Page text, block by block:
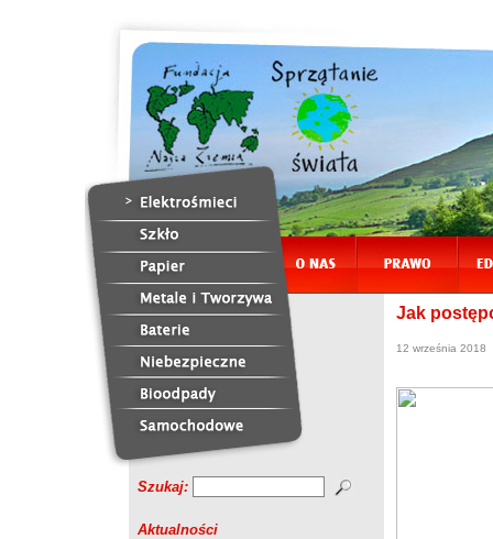
Szukaj:
Aktualności
Jak
12 września 2018